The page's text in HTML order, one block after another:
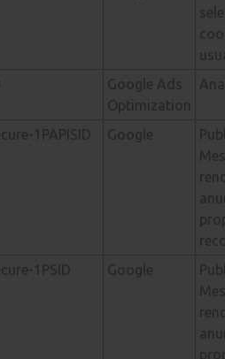
Google Ads
Optimization
1PAPISID Google
1PSID Google